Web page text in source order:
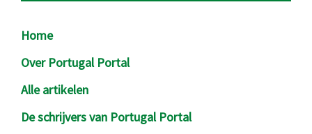
Footer
Home
Over Portugal Portal
Alle artikelen
De schrijvers van Portugal Portal